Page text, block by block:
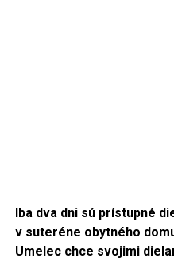
Iba dva dni sú prístupné
v suteréne obytného
Umelec chce svojimi